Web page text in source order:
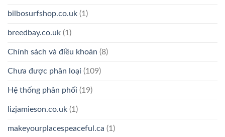
bilbosurfshop.co.uk (1)
breedbay.co.uk (1)
Chính sách và điều khoản (8)
Chưa được phân loại (109)
Hệ thống phân phối (19)
lizjamieson.co.uk (1)
makeyourplacespeaceful.ca (1)